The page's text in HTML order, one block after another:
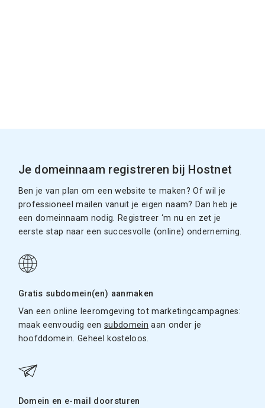
Je domeinnaam registreren bij Hostnet
Ben je van plan om een website te maken? Of wil je
professioneel mailen vanuit je eigen naam? Dan heb je
een domeinnaam nodig. Registreer ‘m nu en zet je
eerste stap naar een succesvolle (online) onderneming.
Gratis subdomein(en) aanmaken
Van een online leeromgeving tot marketingcampagnes:
maak eenvoudig eensubdomein aan onder je
hoofddomein. Geheel kosteloos.
Domein en e-mail doorsturen